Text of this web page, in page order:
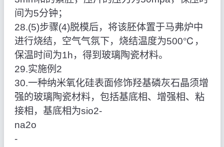
间为5分钟；
28.(5)步骤(4)脱模后，将该胚体置于马弗炉中
进行烧结，空气气氛下，烧结温度为500℃，
保温时间为1h，得到玻璃陶瓷材料。
29.实施例2
30.一种纳米氧化硅表面修饰羟基磷灰石晶须增
强的玻璃陶瓷材料，包括基底相、增强相、粘
接相，基底相为sio2‑
na2o
‑